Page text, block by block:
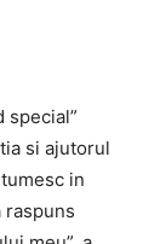
special”
si ajutorul
in
raspuns